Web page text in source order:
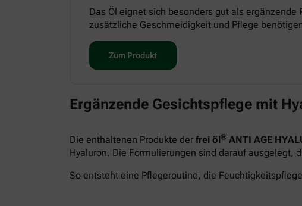
Das Öl eignet sich besonders gut als ergänzende
zusätzliche Geschmeidigkeit und Pflege
Zum Produkt
Ergänzende Gesichtspflege mit
Die enthaltenen Produkte der frei öl® ANTI AGE
Hyaluron. Die Formulierungen sind darauf ausgelegt,
So entsteht eine Pflegeroutine, die